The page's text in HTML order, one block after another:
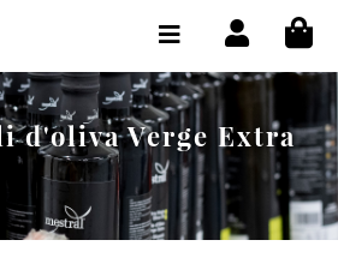
d'oliva Verge Extra
BOTIGA COMPRA ONLINE
COOPERATIVA